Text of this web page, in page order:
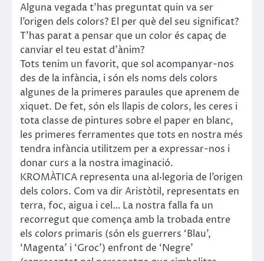
Alguna vegada t’has preguntat quin va ser
l’origen dels colors? El per què del seu significat?
T’has parat a pensar que un color és capaç de
canviar el teu estat d’ànim?
Tots tenim un favorit, que sol acompanyar-nos
des de la infància, i són els noms dels colors
algunes de la primeres paraules que aprenem de
xiquet. De fet, són els llapis de colors, les ceres i
tota classe de pintures sobre el paper en blanc,
les primeres ferramentes que tots en nostra més
tendra infància utilitzem per a expressar-nos i
donar curs a la nostra imaginació.
KROMÀTICA representa una al·legoria de l’origen
dels colors. Com va dir Aristòtil, representats en
terra, foc, aigua i cel… La nostra falla fa un
recorregut que comença amb la trobada entre
els colors primaris (són els guerrers ‘Blau’,
‘Magenta’ i ‘Groc’) enfront de ‘Negre’